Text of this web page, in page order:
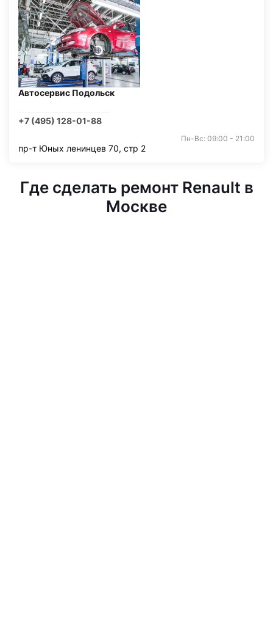
Автосервис Подольск
+7 (495) 128-01-88
Пн-Вс: 09:00 - 21:00
пр-т Юных ленинцев 70, стр 2
Где сделать ремонт Renault в
Москве